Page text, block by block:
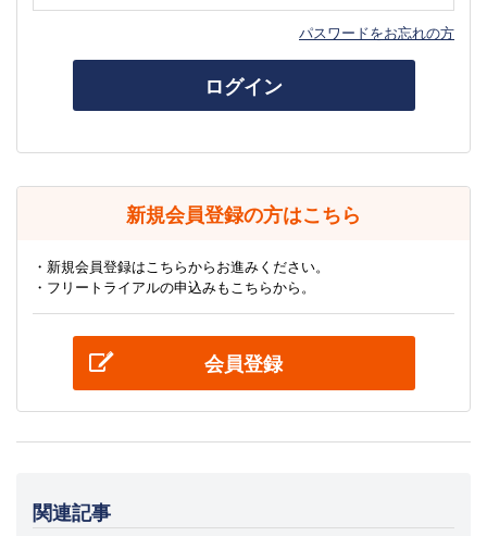
パスワードをお忘れの方
ログイン
新規会員登録の方はこちら
・新規会員登録はこちらからお進みください。
・フリートライアルの申込みもこちらから。
会員登録
関連記事